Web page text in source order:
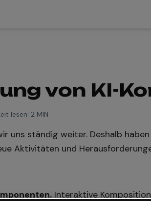
von KI-
lesen: 2 MIN
uns ständig weiter. Deshalb
Aktivitäten und
Interaktive